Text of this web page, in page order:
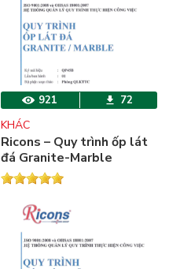
921 72
KHÁC
Ricons – Quy trình ốp lát
đá Granite-Marble